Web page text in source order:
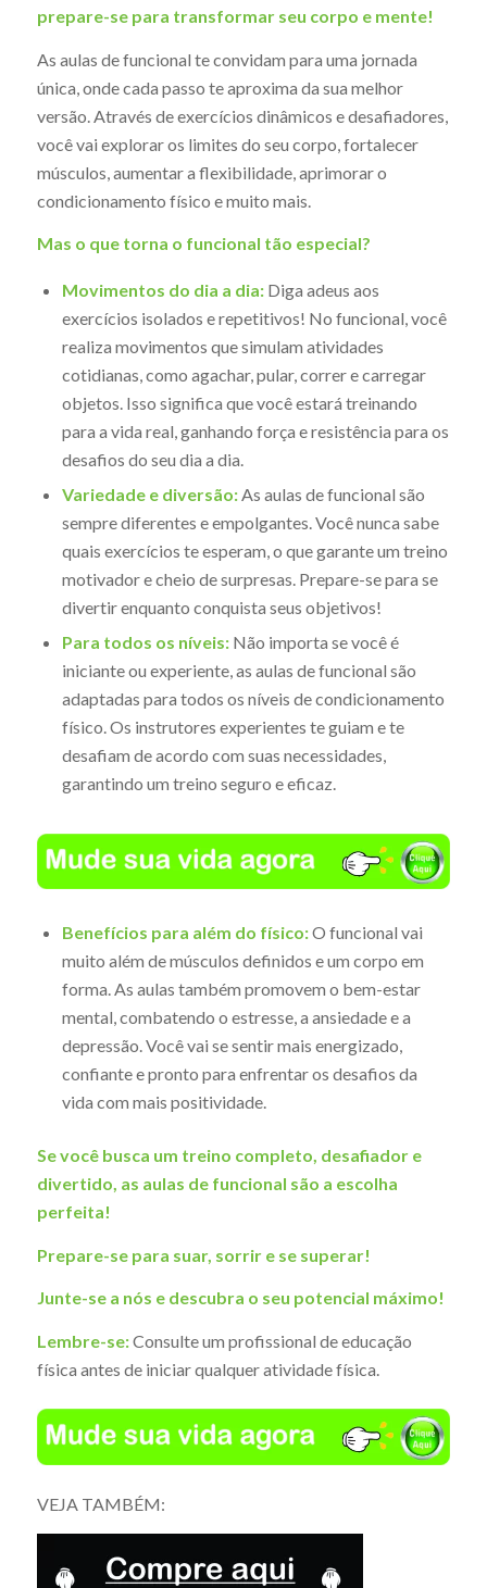
prepare-se para transformar seu corpo e mente!
As aulas de funcional te convidam para uma jornada
única, onde cada passo te aproxima da sua melhor
versão. Através de exercícios dinâmicos e desafiadores,
você vai explorar os limites do seu corpo, fortalecer
músculos, aumentar a flexibilidade, aprimorar o
condicionamento físico e muito mais.
Mas o que torna o funcional tão especial?
Movimentos do dia a dia:Diga adeus aos
exercícios isolados e repetitivos! No funcional, você
realiza movimentos que simulam atividades
cotidianas, como agachar, pular, correr e carregar
objetos. Isso significa que você estará treinando
para a vida real, ganhando força e resistência para os
desafios do seu dia a dia.
Variedade e diversão:As aulas de funcional são
sempre diferentes e empolgantes. Você nunca sabe
quais exercícios te esperam, o que garante um treino
motivador e cheio de surpresas. Prepare-se para se
divertir enquanto conquista seus objetivos!
Para todos os níveis:Não importa se você é
iniciante ou experiente, as aulas de funcional são
adaptadas para todos os níveis de condicionamento
físico. Os instrutores experientes te guiam e te
desafiam de acordo com suas necessidades,
garantindo um treino seguro e eficaz.
Benefícios para além do físico:O funcional vai
muito além de músculos definidos e um corpo em
forma. As aulas também promovem o bem-estar
mental, combatendo o estresse, a ansiedade e a
depressão. Você vai se sentir mais energizado,
confiante e pronto para enfrentar os desafios da
vida com mais positividade.
Se você busca um treino completo, desafiador e
divertido, as aulas de funcional são a escolha
perfeita!
Prepare-se para suar, sorrir e se superar!
Junte-se a nós e descubra o seu potencial máximo!
Lembre-se:Consulte um profissional de educação
física antes de iniciar qualquer atividade física.
VEJA TAMBÉM: